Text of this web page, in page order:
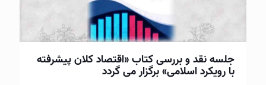
جلسه نقد و بررسی کتاب «اقتصاد کلان پیشرفته
با رویکرد اسلامی» برگزار می گردد